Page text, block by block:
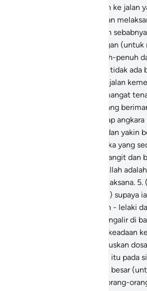
menambahkanmu hidayah ke jalan
mengembangkan Islam dan
Dan dengan
memberikanmu pertolongan (untuk
kejayaan) dengan sepunuh-penuh
handal pertolongan (yang tidak ada
(Tuhan yang membuka jalan
lah yang menurunkan semangat
dalam hati orang-orang yang
mereka meradang terhadap
mereka bertambah iman dan yakin
iman dan keyakinan mereka yang
Allah menguasai tentera langit dan
menolong mereka); dan Allah
Mengetahui, lagi Maha Bijaksana. 5.
melakukan yang demikian) supaya
orang-orang yang beriman - lelaki
ke dalam Syurga yang mengalir di
beberapa sungai; dengan keadaan
dalamnya, serta menghapuskan
dan adalah yang demikian itu pada
merupakan kejayaan yang besar
Dan supaya Ia menyeksa orang-